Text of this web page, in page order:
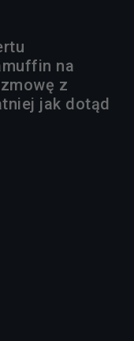
na
z
jak dotąd